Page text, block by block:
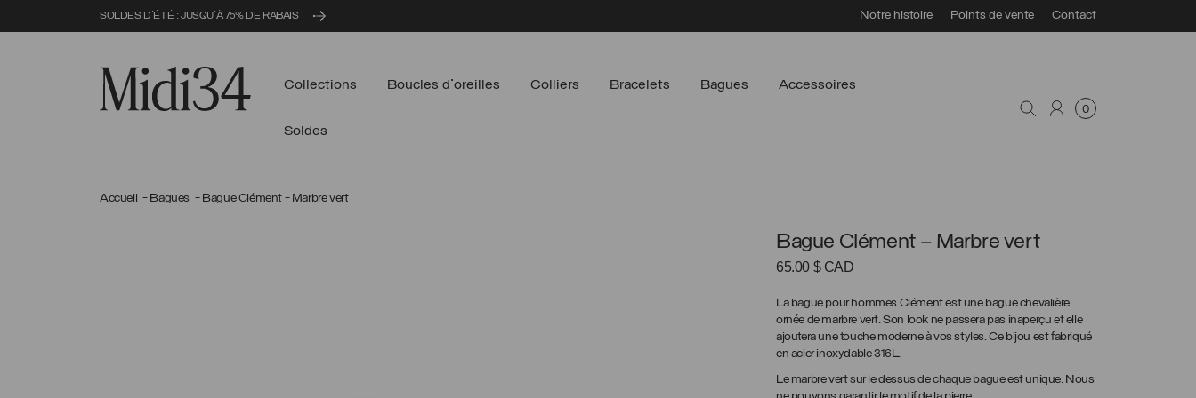
SOLDES D'ÉTÉ : JUSQU'À 75% DE RABAIS Notre histoire Points de vente Contact
Collections
Boucles d'oreilles Colliers Bracelets Bagues Accessoires
Soldes
0
Accueil Bagues Bague Clément - Marbre vert
Bague Clément – Marbre vert
65.00 $ CAD
La bague pour hommes Clément est une bague chevalière
ornée de marbre vert. Son look ne passera pas inaperçu et elle
ajoutera une touche moderne à vos styles. Ce bijou est fabriqué
en acier inoxydable 316L.
Le marbre vert sur le dessus de chaque bague est unique. Nous